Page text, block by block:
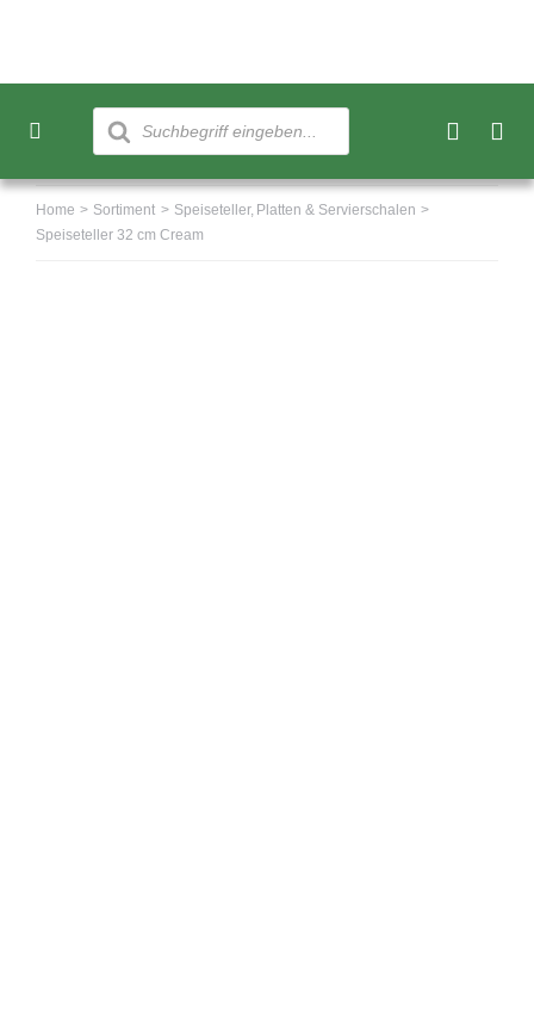
content
Products
search
Toggle
Neu
Home Sortiment Speiseteller Platten & Servierschalen
Speiseteller 32 cm Cream